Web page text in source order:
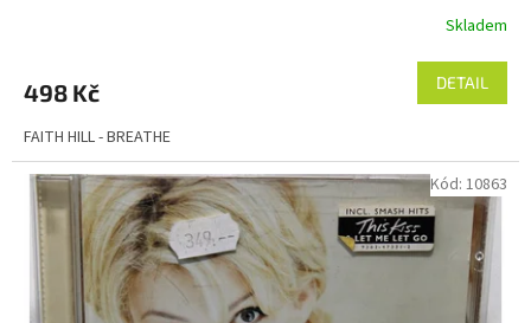
Skladem
498 Kč DETAIL
FAITH HILL - BREATHE
Kód: 10863